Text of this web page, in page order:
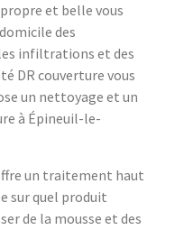
et belle vous
des
infiltrations et des
DR couverture vous
un nettoyage et un
à Épineuil-le-
un traitement haut
sur quel produit
de la mousse et des